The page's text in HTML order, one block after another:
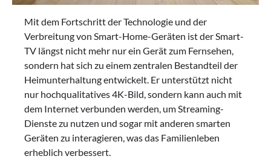
Mit dem Fortschritt der Technologie und der
Verbreitung von Smart-Home-Geräten ist der Smart-
TV längst nicht mehr nur ein Gerät zum Fernsehen,
sondern hat sich zu einem zentralen Bestandteil der
Heimunterhaltung entwickelt. Er unterstützt nicht
nur hochqualitatives 4K-Bild, sondern kann auch mit
dem Internet verbunden werden, um Streaming-
Dienste zu nutzen und sogar mit anderen smarten
Geräten zu interagieren, was das Familienleben
erheblich verbessert.